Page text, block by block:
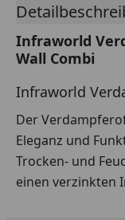
Infraworld
Wall Combi
Infraworld
Der
Eleganz und
Trocken- und
einen verzinkten
mattschwarzen